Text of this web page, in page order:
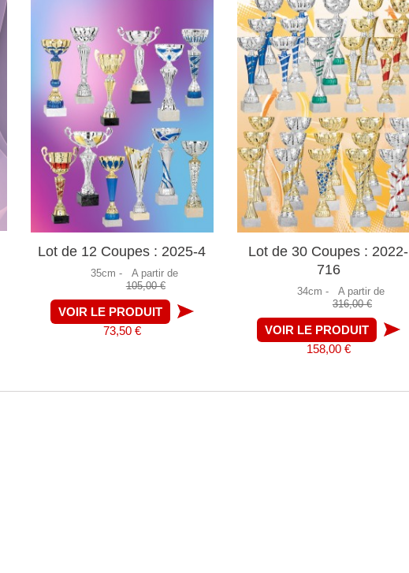
Lot de 12 Coupes : 2025-4
35cm -
A partir de
105,00 €
VOIR LE PRODUIT
73,50 €
Lot de 30 Coupes : 2022-
716
34cm -
A partir de
316,00 €
VOIR LE PRODUIT
158,00 €